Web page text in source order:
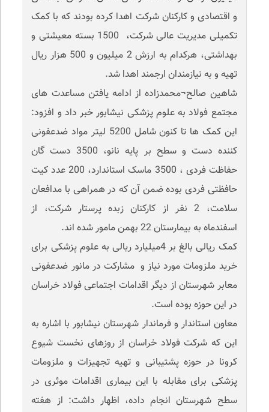
و اقتصادی و کارکنان شرکت اهدا کرده بودند که با کمک
تکمیلی مدیریت عالی شرکت، 1500 بسته معیشتی و
بهداشتی، هرکدام به ارزش 2 میلیون و 500 هزار ریال
تهیه و به نیازمندان ارجمند اهدا شد.
شاهین صالح¬محمدزاده از ادامه یافتن مساعدت های
مجتمع فولاد به علوم پزشکی نیشابور خبر داد و افزود:
این کمک ها تا کنون شامل 5200 لیتر مواد ضدعفونی
کننده دست و سطح بر پایه نانو، 3500 دست گان
حفاظت فردی ، 3500 ماسک استاندارد، 200 عدد کیت
حافظتی فردی بوده ضمن آن که در همراهی با مدافعان
سلامت، 2 نفر از کارکنان زبده پرستار شرکت، از
اسفندماه به بیمارستان 22 بهمن مامور شده اند.
کمک ریالی بالغ بر 4میلیارد ریالی به علوم پزشکی برای
خرید ملزومات مورد نیاز و مشارکت در مانور ضدعفونی
معابر شهرستان از دیگر اقدامات اجتماعی فولاد خراسان
در این حوزه بوده است.
معاون استاندار و فرماندار شهرستان نیشابور با اشاره به
این که شرکت فولاد خراسان از روزهای نخست شیوع
کرونا در حوزه پشتیبانی و تهیه تجهیزات و ملزومات
پزشکی برای مقابله با این بیماری اقدامات موثری در
سطح شهرستان انجام داده، اظهار داشت: از هفته